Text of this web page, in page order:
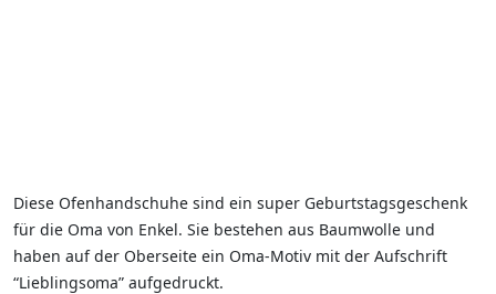
Diese Ofenhandschuhe sind ein super Geburtstagsgeschenk
für die Oma von Enkel. Sie bestehen aus Baumwolle und
haben auf der Oberseite ein Oma-Motiv mit der Aufschrift
“Lieblingsoma” aufgedruckt.